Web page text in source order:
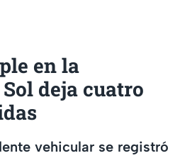
en la
deja cuatro
vehicular se registró